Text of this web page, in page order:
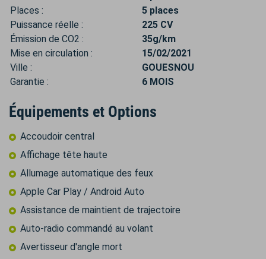
Places :
5 places
Puissance réelle :
225 CV
Émission de CO2 :
35g/km
Mise en circulation :
15/02/2021
Ville :
GOUESNOU
Garantie :
6 MOIS
Équipements et Options
Accoudoir central
Affichage tête haute
Allumage automatique des feux
Apple Car Play / Android Auto
Assistance de maintient de trajectoire
Auto-radio commandé au volant
Avertisseur d'angle mort